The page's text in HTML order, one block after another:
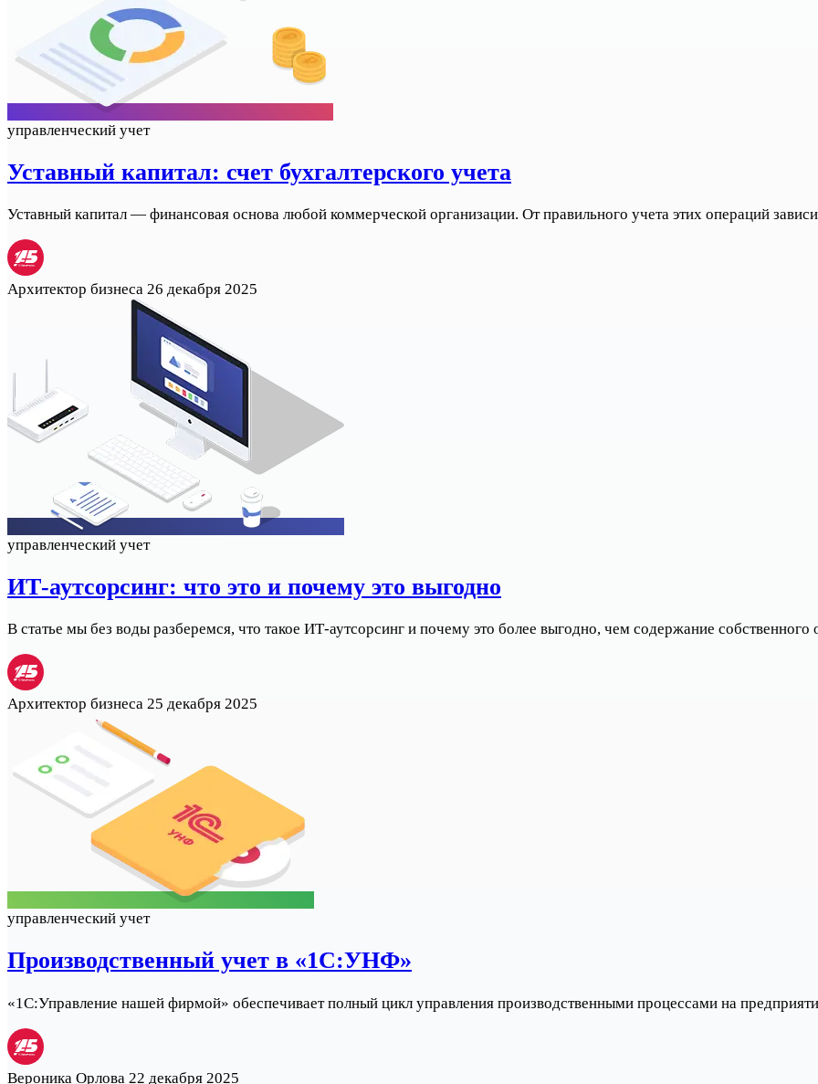
управленческий учет
Уставный капитал: счет бухгалтерского учета
Уставный капитал — финансовая основа любой коммерческой организации. От правильного учета этих операций
Архитектор бизнеса 26 декабря 2025
управленческий учет
ИТ-аутсорсинг: что это и почему это выгодно
В статье мы без воды разберемся, что такое ИТ-аутсорсинг и почему это более выгодно, чем содержание собственного
Архитектор бизнеса 25 декабря 2025
управленческий учет
Производственный учет в «1С:УНФ»
«1С:Управление нашей фирмой» обеспечивает полный цикл управления производственными процессами на
Вероника Орлова 22 декабря 2025